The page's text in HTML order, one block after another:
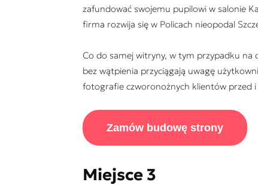
zafundować swojemu pupilowi w salonie
firma rozwija się w Policach nieopodal
Co do samej witryny, w tym przypadku na
bez wątpienia przyciągają uwagę
fotografie czworonożnych klientów przed i
Zamów budowę strony
Miejsce 3